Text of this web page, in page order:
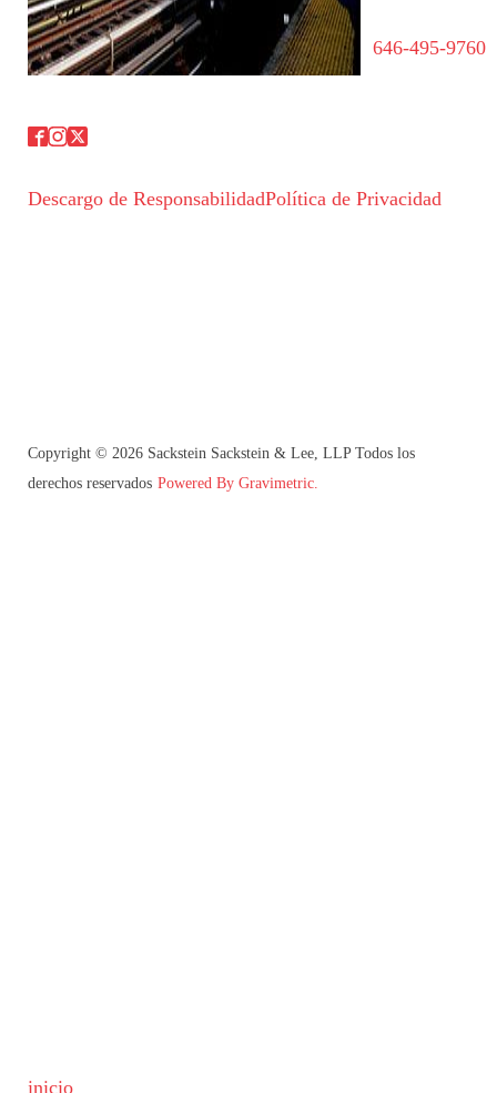
646-495-9760
Descargo de ResponsabilidadPolítica de Privacidad
Copyright © 2026 Sackstein Sackstein & Lee, LLP Todos los
derechos reservados Powered By Gravimetric.
inicio